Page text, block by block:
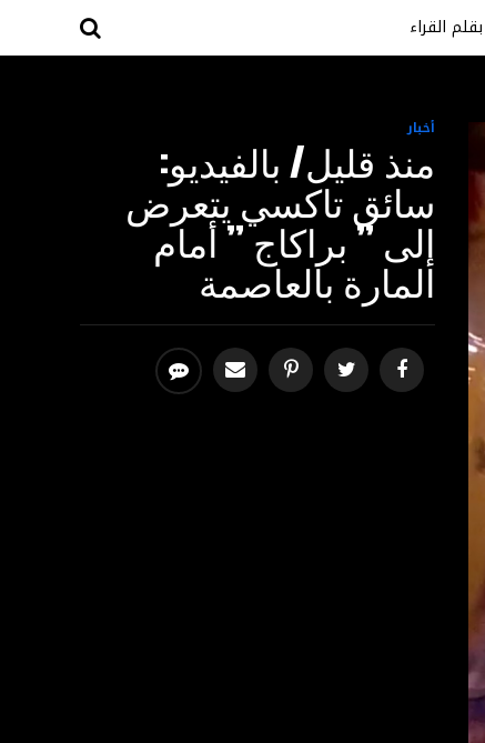
بقلم القراء
أخبار
منذ قليل/ بالفيديو:
سائق تاكسي يتعرض
إلى ” براكاج ” أمام
المارة بالعاصمة